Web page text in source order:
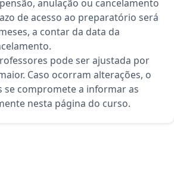
anulação ou cancelamento
de acesso ao preparatório será
a contar da data da
pode ser ajustada por
Caso ocorram alterações, o
se compromete a informar as
nesta página do curso.